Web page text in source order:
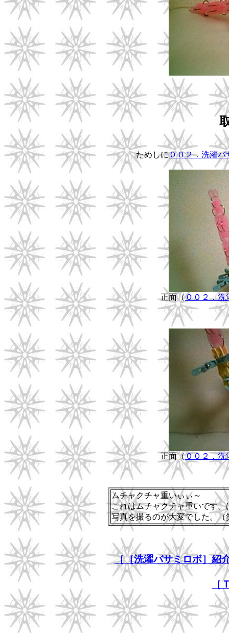
ためしに００２．洗濯バ
正面（００２．洗
正面（００２．洗
ムチャクチャ重いぃぃ～
これはムチャクチャ重いです
写真を撮るのが大変でした。（
［［洗濯バサミロボ］紹
［